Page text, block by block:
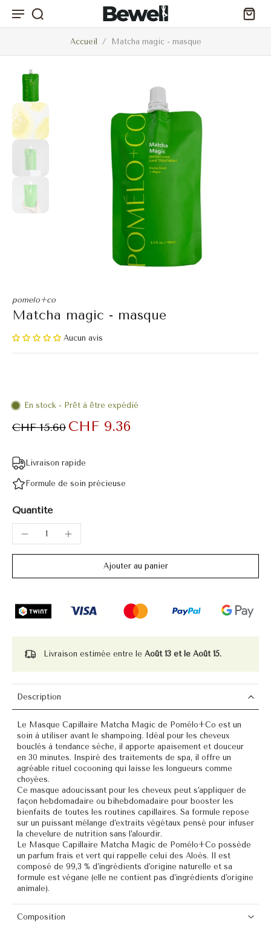
Accueil / Matcha magic - masque
pomelo+co
Matcha magic - masque
Aucun avis
En stock - Prêt à être expédié
CHF 15.60 CHF 9.36
Livraison rapide
Formule de soin précieuse
Quantité
Ajouter au panier
Livraison estimée entre le Août 13 et le Août 15.
Description
Le Masque Capillaire Matcha Magic de Pomélo+Co est un
soin à utiliser avant le shampoing. Idéal pour les cheveux
bouclés à tendance sèche, il apporte apaisement et douceur
en 30 minutes. Inspiré des traitements de spa, il offre un
agréable rituel cocooning qui laisse les longueurs comme
choyées.
Ce masque adoucissant pour les cheveux peut s’appliquer de
façon hebdomadaire ou bihebdomadaire pour booster les
bienfaits de toutes les routines capillaires. Sa formule repose
sur un puissant mélange d’extraits végétaux pensé pour infuser
la chevelure de nutrition sans l’alourdir.
Le Masque Capillaire Matcha Magic de Pomélo+Co possède
un parfum frais et vert qui rappelle celui des Aloès. Il est
composé de 99,3 % d’ingrédients d’origine naturelle et sa
formule est végane (elle ne contient pas d’ingrédients d’origine
animale).
Composition